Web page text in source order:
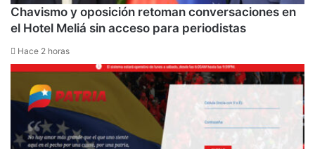
Chavismo y oposición retoman conversaciones en
el Hotel Meliá sin acceso para periodistas
Hace 2 horas